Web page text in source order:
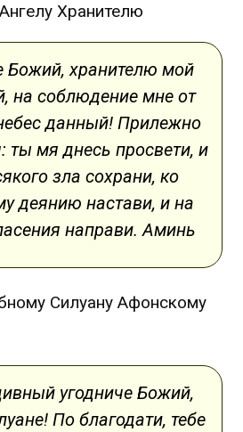
Хранителю
Божий, хранителю мой
на соблюдение мне от
данный! Прилежно
ты мя днесь просвети, и
зла сохрани, ко
деянию настави, и на
направи. Аминь
Силуану Афонскому
угодниче Божий,
По благодати, тебе